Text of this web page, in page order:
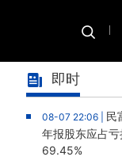
即时
08-07 22:06 | 民
年报股东应占
69.45%